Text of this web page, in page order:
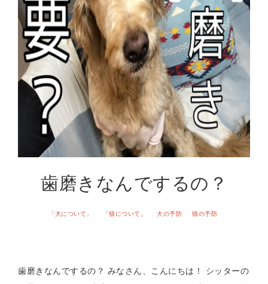
歯磨きなんでするの？
「犬について」 · 「猫について」 · 犬の予防 · 猫の予防
歯磨きなんでするの？ みなさん、こんにちは！ シッターの